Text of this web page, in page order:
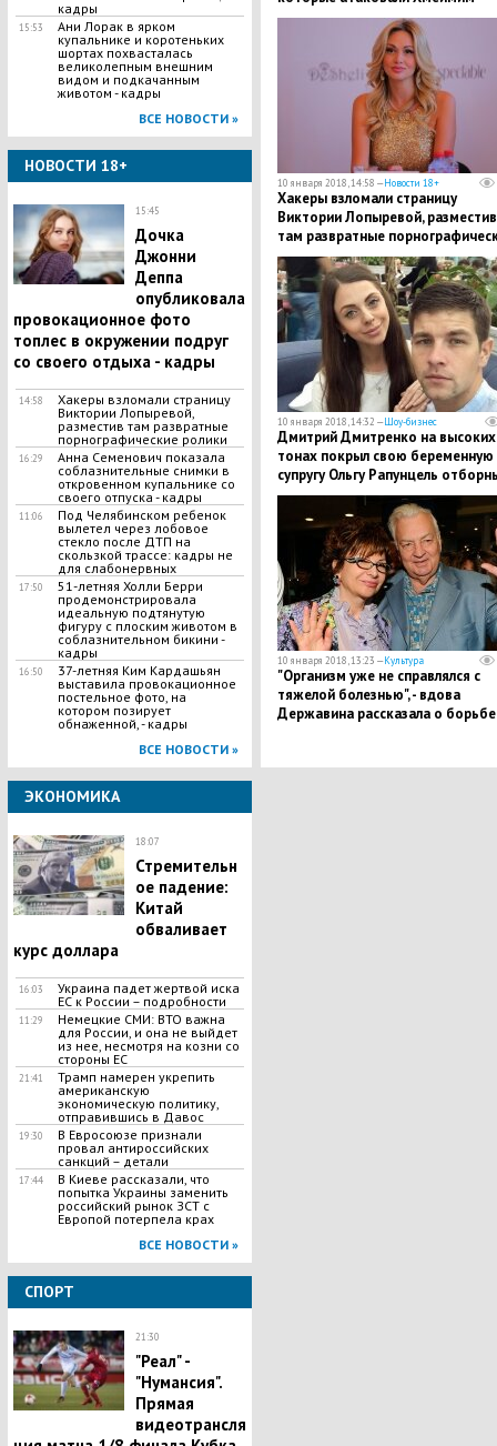
кадры
15:53
Ани Лорак в ярком
купальнике и коротеньких
шортах похвасталась
великолепным внешним
видом и подкачанным
животом - кадры
ВСЕ НОВОСТИ »
НОВОСТИ 18+
15:45
Дочка
Джонни
Деппа
опубликовала
провокационное фото
топлес в окружении подруг
со своего отдыха - кадры
14:58
Хакеры взломали страницу
Виктории Лопыревой,
разместив там развратные
порнографические ролики
16:29
Анна Семенович показала
соблазнительные снимки в
откровенном купальнике со
своего отпуска - кадры
11:06
Под Челябинском ребенок
вылетел через лобовое
стекло после ДТП на
скользкой трассе: кадры не
для слабонервных
17:50
51-летняя Холли Берри
продемонстрировала
идеальную подтянутую
фигуру с плоским животом в
соблазнительном бикини -
кадры
16:50
37-летняя Ким Кардашьян
выставила провокационное
постельное фото, на
котором позирует
обнаженной, - кадры
ВСЕ НОВОСТИ »
ЭКОНОМИКА
18:07
Стремительн
ое падение:
Китай
обваливает
курс доллара
16:03
Украина падет жертвой иска
ЕС к России – подробности
11:29
Немецкие СМИ: ВТО важна
для России, и она не выйдет
из нее, несмотря на козни со
стороны ЕС
21:41
Трамп намерен укрепить
американскую
экономическую политику,
отправившись в Давос
19:30
В Евросоюзе признали
провал антироссийских
санкций – детали
17:44
В Киеве рассказали, что
попытка Украины заменить
российский рынок ЗСТ с
Европой потерпела крах
ВСЕ НОВОСТИ »
СПОРТ
21:30
"Реал" -
"Нумансия".
Прямая
видеотрансля
10 января 2018, 14:58 —Новости 18+
Хакеры взломали страницу
Виктории Лопыревой, разместив
там развратные
ролики
10 января 2018, 14:32 —Шоу-бизнес
Дмитрий Дмитренко на высоких
тонах покрыл свою беременную
супругу Ольгу Рапунцель
матом - подробности
10 января 2018, 13:23 —Культура
"Организм уже не справлялся с
тяжелой болезнью", - вдова
Державина рассказала о борьбе